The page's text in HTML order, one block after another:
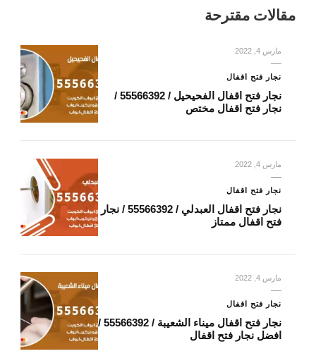
مقالات مقترحة
مارس 4, 2022
نجار فتح اقفال
نجار فتح اقفال الفحيحيل / 55566392 /
نجار فتح اقفال مختص
مارس 4, 2022
نجار فتح اقفال
نجار فتح اقفال العبدلي / 55566392 / نجار
فتح اقفال ممتاز
مارس 4, 2022
نجار فتح اقفال
نجار فتح اقفال ميناء الشعيبة / 55566392 /
افضل نجار فتح اقفال